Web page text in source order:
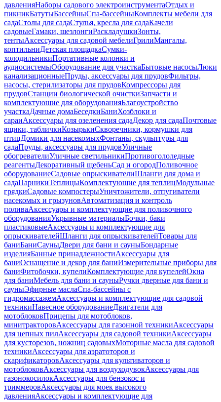
давленияНаборы садового электроинструментаОтдых и
пикникБатутыБассейныСпа-бассейныКомплекты мебели для
садаСтолы для садаСтулья, кресла для садаКачели
садовыеГамаки, шезлонгиРаскладушкиЗонты,
тентыАксессуары для садовой мебелиГрилиМангалы,
коптильниДетская площадкаСумки-
холодильникиПортативные колонки и
аудиосистемыОборудование для участкаБытовые насосыЛюки
канализационныеПруды, аксессуары для прудовФильтры,
насосы, стерилизаторы для прудовКомпрессоры для
прудовСтанции биологической очисткиЗапчасти и
комплектующие для оборудованияБлагоустройство
участкаДачные домаБеседкиБаниХозблоки и
сараиАксессуары для озеленения садаДекор для садаПочтовые
ящики, табличкиКозырькиСкворечники, кормушки для
птицДомики для насекомыхФонтаны, скульптуры для
садаПруды, аксессуары для прудовУличные
обогревателиУличные светильникиПротивогололедные
реагентыДекоративный щебеньСад и огородПоливочное
оборудованиеСадовые опрыскивателиШланги для дома и
садаПарникиТеплицыКомплектующие для теплицМодульные
грядкиСадовые компостерыУничтожители, отпугиватели
насекомых и грызуновАвтоматизация и контроль
поливаАксессуары и комплектующие для поливочного
оборудованияУкрывные материалыБочки, баки
пластиковыеАксессуары и комплектующие для
опрыскивателейШланги для опрыскивателейТовары для
баниБаниСауныДвери для бани и сауныБондарные
изделияБанные принадлежностиАксессуары для
баниОснащение и декор для баниИзмерительные приборы для
баниФитобочки, купелиКомплектующие для купелейОкна
для баниМебель для бани и сауныРучки дверные для бани и
сауныЭфирные маслаСпа-бассейны с
гидромассажемАксессуары и комплектующие для садовой
техникиНавесное оборудованиеДвигатели для
мотоблоковПрицепы для мотоблоков,
минитракторовАксессуары для газонной техникиАксессуары
для цепных пилАксессуары для садовой техникиАксессуары
для кусторезов, ножниц садовыхМоторные масла для садовой
техникиАксессуары для аэратоторов и
скарификаторовАксессуары для культиваторов и
мотоблоковАксессуары для воздуходувокАксессуары для
газонокосилокАксессуары для бензокос и
триммеровАксессуары для моек высокого
давленияАксессуары и комплектующие для